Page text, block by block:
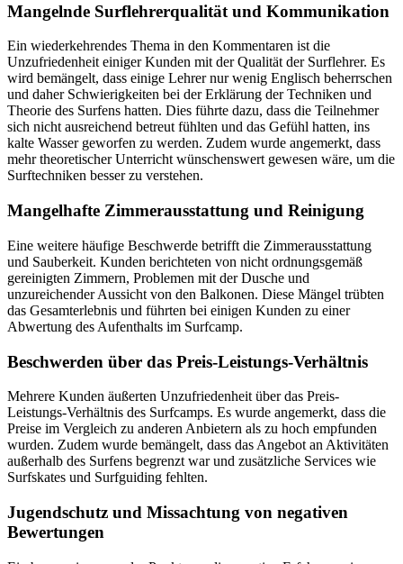
Mangelnde Surflehrerqualität und Kommunikation
Ein wiederkehrendes Thema in den Kommentaren ist die
Unzufriedenheit einiger Kunden mit der Qualität der Surflehrer. Es
wird bemängelt, dass einige Lehrer nur wenig Englisch beherrschen
und daher Schwierigkeiten bei der Erklärung der Techniken und
Theorie des Surfens hatten. Dies führte dazu, dass die Teilnehmer
sich nicht ausreichend betreut fühlten und das Gefühl hatten, ins
kalte Wasser geworfen zu werden. Zudem wurde angemerkt, dass
mehr theoretischer Unterricht wünschenswert gewesen wäre, um die
Surftechniken besser zu verstehen.
Mangelhafte Zimmerausstattung und Reinigung
Eine weitere häufige Beschwerde betrifft die Zimmerausstattung
und Sauberkeit. Kunden berichteten von nicht ordnungsgemäß
gereinigten Zimmern, Problemen mit der Dusche und
unzureichender Aussicht von den Balkonen. Diese Mängel trübten
das Gesamterlebnis und führten bei einigen Kunden zu einer
Abwertung des Aufenthalts im Surfcamp.
Beschwerden über das Preis-Leistungs-Verhältnis
Mehrere Kunden äußerten Unzufriedenheit über das Preis-
Leistungs-Verhältnis des Surfcamps. Es wurde angemerkt, dass die
Preise im Vergleich zu anderen Anbietern als zu hoch empfunden
wurden. Zudem wurde bemängelt, dass das Angebot an Aktivitäten
außerhalb des Surfens begrenzt war und zusätzliche Services wie
Surfskates und Surfguiding fehlten.
Jugendschutz und Missachtung von negativen
Bewertungen